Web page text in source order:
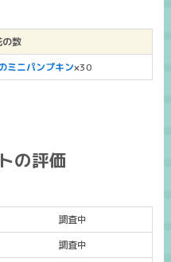
数
ミニパンプキン×30
の評価
調査中
調査中